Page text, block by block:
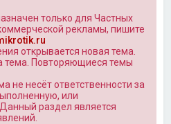
только для Частных
рекламы, пишите
открывается новая тема.
тема. Повторяющиеся темы
не несёт ответственности за
или
раздел является